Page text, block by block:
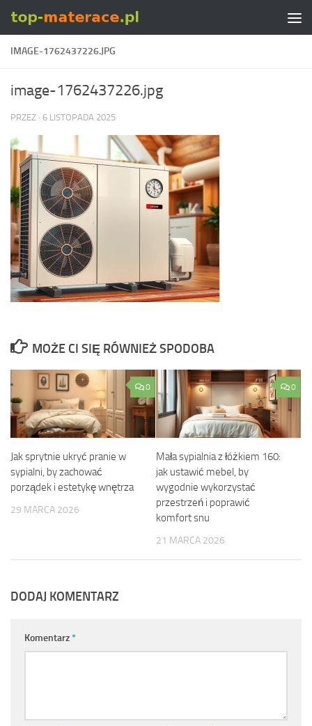
Skip to content
IMAGE-1762437226.JPG
image-1762437226.jpg
PRZEZ · 6 LISTOPADA 2025
MOŻE CI SIĘ RÓWNIEŻ SPODOBA
0
Jak sprytnie ukryć pranie w
sypialni, by zachować
porządek i estetykę wnętrza
29 MARCA 2026
0
Mała sypialnia z łóżkiem 160:
jak ustawić mebel, by
wygodnie wykorzystać
przestrzeń i poprawić
komfort snu
21 MARCA 2026
DODAJ KOMENTARZ
Komentarz*